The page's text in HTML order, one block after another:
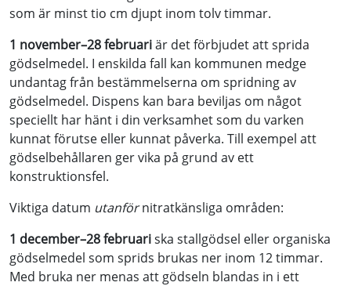
som är minst tio cm djupt inom tolv timmar.
1 november–28 februariär det förbjudet att sprida
gödselmedel. I enskilda fall kan kommunen medge
undantag från bestämmelserna om spridning av
gödselmedel. Dispens kan bara beviljas om något
speciellt har hänt i din verksamhet som du varken
kunnat förutse eller kunnat påverka. Till exempel att
gödselbehållaren ger vika på grund av ett
konstruktionsfel.
Viktiga datum utanförnitratkänsliga områden:
1 december–28 februariska stallgödsel eller organiska
gödselmedel som sprids brukas ner inom 12 timmar.
Med bruka ner menas att gödseln blandas in i ett